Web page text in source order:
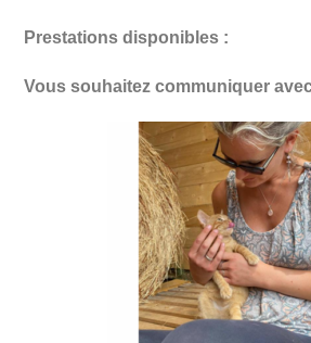
Prestations disponibles :
Vous souhaitez communiquer